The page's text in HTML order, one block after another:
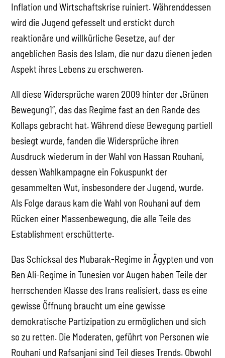
Inflation und Wirtschaftskrise ruiniert. Währenddessen
wird die Jugend gefesselt und erstickt durch
reaktionäre und willkürliche Gesetze, auf der
angeblichen Basis des Islam, die nur dazu dienen jeden
Aspekt ihres Lebens zu erschweren.
All diese Widersprüche waren 2009 hinter der „Grünen
Bewegung1“, das das Regime fast an den Rande des
Kollaps gebracht hat. Während diese Bewegung partiell
besiegt wurde, fanden die Widersprüche ihren
Ausdruck wiederum in der Wahl von Hassan Rouhani,
dessen Wahlkampagne ein Fokuspunkt der
gesammelten Wut, insbesondere der Jugend, wurde.
Als Folge daraus kam die Wahl von Rouhani auf dem
Rücken einer Massenbewegung, die alle Teile des
Establishment erschütterte.
Das Schicksal des Mubarak-Regime in Ägypten und von
Ben Ali-Regime in Tunesien vor Augen haben Teile der
herrschenden Klasse des Irans realisiert, dass es eine
gewisse Öffnung braucht um eine gewisse
demokratische Partizipation zu ermöglichen und sich
so zu retten. Die Moderaten, geführt von Personen wie
Rouhani und Rafsanjani sind Teil dieses Trends. Obwohl